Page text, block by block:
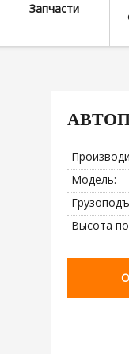
Запчасти
Модель:
Высота